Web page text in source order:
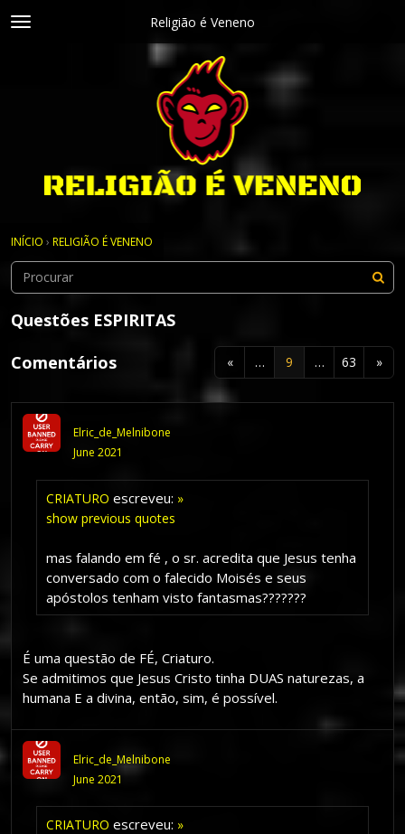
t
Religião é Veneno
Registrar-se
Atividade
Registrar-se
INÍCIO › RELIGIÃO É VENENO
Questões ESPIRITAS
« … 9 … 63 »
Comentários
Elric_de_Melnibone
June 2021
CRIATURO escreveu: »
show previous quotes
mas falando em fé , o sr. acredita que Jesus tenha
conversado com o falecido Moisés e seus
apóstolos tenham visto fantasmas???????
É uma questão de FÉ, Criaturo.
Se admitimos que Jesus Cristo tinha DUAS naturezas, a
humana E a divina, então, sim, é possível.
Elric_de_Melnibone
June 2021
CRIATURO escreveu: »